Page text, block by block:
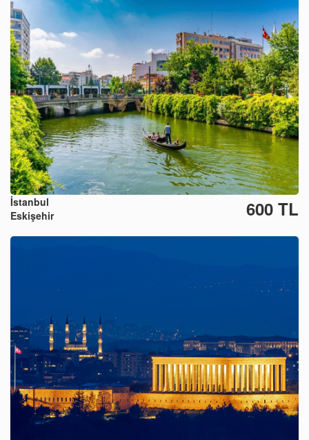
İstanbul
Eskişehir
600 TL